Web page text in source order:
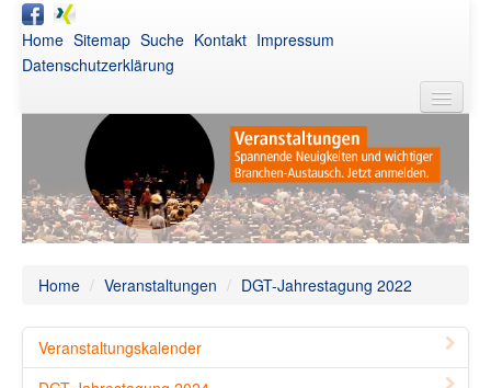
Home Sitemap Suche Kontakt Impressum
Datenschutzerklärung
DGT
Aktuelles
Awards
Veranstaltungen
Home / Veranstaltungen / DGT-Jahrestagung 2022
Veranstaltungskalender